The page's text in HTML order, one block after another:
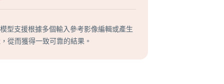
型支援根據多個輸入參考影像編輯或產生
從而獲得一致可靠的結果。